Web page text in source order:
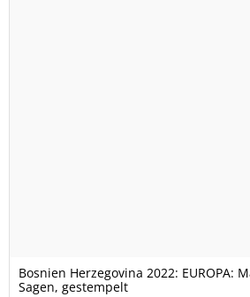
Bosnien Herzegovina 2022: EUROPA:
Sagen, gestempelt